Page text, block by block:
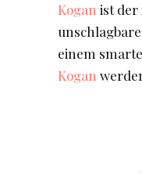
Kogan ist der
einem
Kogan